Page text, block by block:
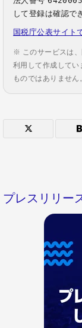
して登録は確認で
国税庁公表サイト
※ このサービスは
利用して作成してい
ものではありません
プレスリリー